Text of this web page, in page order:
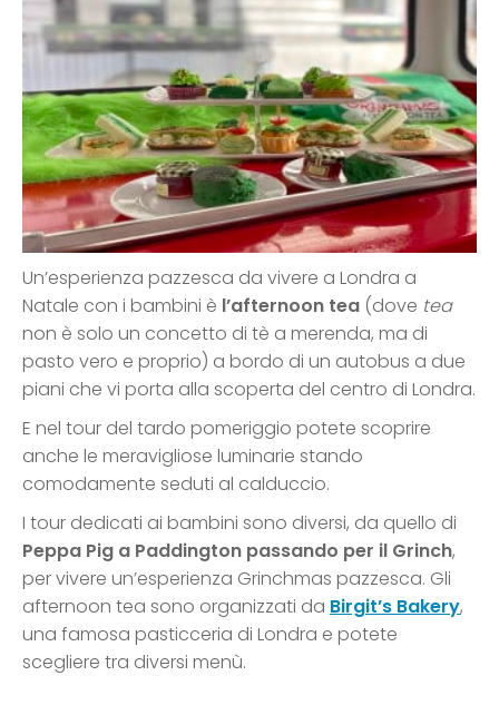
Un’esperienza pazzesca da vivere a Londra a
Natale con i bambini è l’afternoon tea (dove tea
non è solo un concetto di tè a merenda, ma di
pasto vero e proprio) a bordo di un autobus a due
piani che vi porta alla scoperta del centro di Londra.
E nel tour del tardo pomeriggio potete scoprire
anche le meravigliose luminarie stando
comodamente seduti al calduccio.
I tour dedicati ai bambini sono diversi, da quello di
Peppa Pig a Paddington passando per il Grinch,
per vivere un’esperienza Grinchmas pazzesca. Gli
afternoon tea sono organizzati da Birgit’s Bakery,
una famosa pasticceria di Londra e potete
scegliere tra diversi menù.